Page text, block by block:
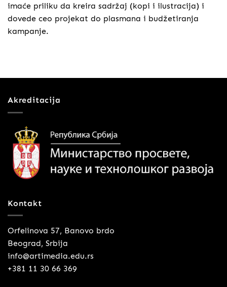
imaće priliku da kreira sadržaj (kopi i ilustracija) i
dovede ceo projekat do plasmana i budžetiranja
kampanje.
Akreditacija
Kontakt
Orfelinova 57, Banovo brdo
Beograd, Srbija
info@artimedia.edu.rs
+381 11 30 66 369